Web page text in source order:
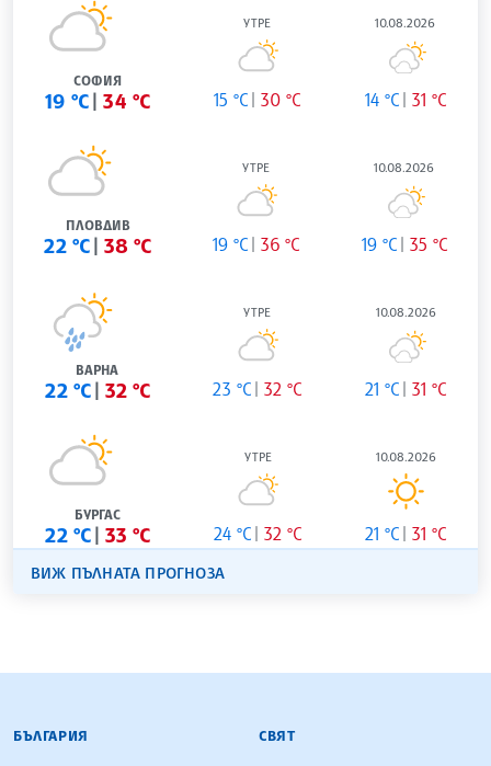
СОФИЯ
19 °C 34 °C
УТРЕ
15 °C 30 °C
10.08.2026
14 °C 31 °C
ПЛОВДИВ
22 °C 38 °C
УТРЕ
19 °C 36 °C
10.08.2026
19 °C 35 °C
ВАРНА
22 °C 32 °C
УТРЕ
23 °C 32 °C
10.08.2026
21 °C 31 °C
БУРГАС
22 °C 33 °C
УТРЕ
24 °C 32 °C
10.08.2026
21 °C 31 °C
ВИЖ ПЪЛНАТА ПРОГНОЗА
БЪЛГАРСКА ТЕЛЕГРАФНА АГЕНЦИЯ
БЪЛГАРИЯ СВЯТ